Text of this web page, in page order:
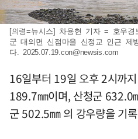
[의령=뉴시스] 차용현 기자 = 호우
군 대의면 신점마을 신정교 인근 제
다. 2025.07.19.con@newsis.com
16일부터 19일 오후 2시까
189.7㎜이며, 산청군 632.0
군 502.5㎜ 의 강우량을 기